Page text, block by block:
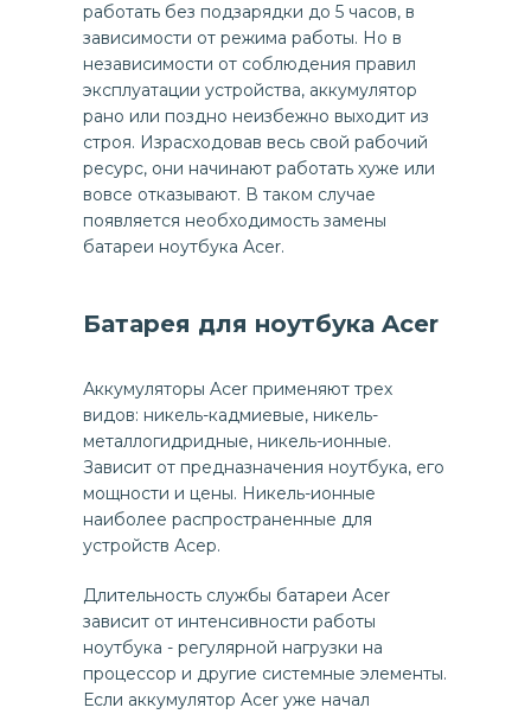
работать без подзарядки до 5 часов, в
зависимости от режима работы. Но в
независимости от соблюдения правил
эксплуатации устройства, аккумулятор
рано или поздно неизбежно выходит из
строя. Израсходовав весь свой рабочий
ресурс, они начинают работать хуже или
вовсе отказывают. В таком случае
появляется необходимость замены
батареи ноутбука Acer.
Батарея для ноутбука Acer
Аккумуляторы Acer применяют трех
видов: никель-кадмиевые, никель-
металлогидридные, никель-ионные.
Зависит от предназначения ноутбука, его
мощности и цены. Никель-ионные
наиболее распространенные для
устройств Асер.
Длительность службы батареи Acer
зависит от интенсивности работы
ноутбука - регулярной нагрузки на
процессор и другие системные элементы.
Если аккумулятор Acer уже начал